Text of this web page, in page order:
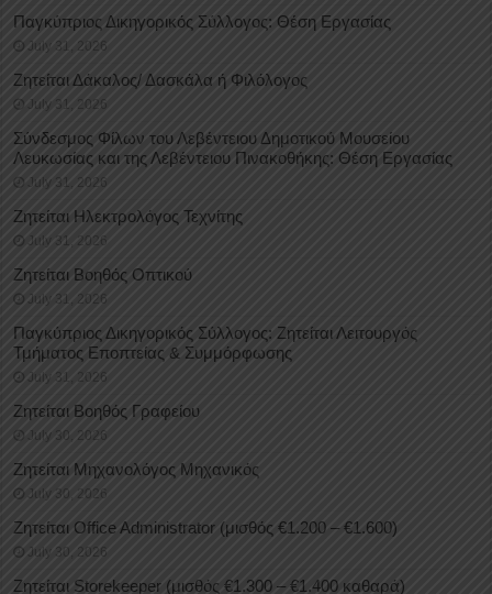
Παγκύπριος Δικηγορικός Σύλλογος: Θέση Εργασίας
July 31, 2026
Ζητείται Δάκαλος/ Δασκάλα ή Φιλόλογος
July 31, 2026
Σύνδεσμος Φίλων του Λεβέντειου Δημοτικού Μουσείου
Λευκωσίας και της Λεβέντειου Πινακοθήκης: Θέση Εργασίας
July 31, 2026
Ζητείται Ηλεκτρολόγος Τεχνίτης
July 31, 2026
Ζητείται Βοηθός Οπτικού
July 31, 2026
Παγκύπριος Δικηγορικός Σύλλογος: Ζητείται Λειτουργός
Τμήματος Εποπτείας & Συμμόρφωσης
July 31, 2026
Ζητείται Βοηθός Γραφείου
July 30, 2026
Ζητείται Μηχανολόγος Μηχανικός
July 30, 2026
Ζητείται Office Administrator (μισθός €1.200 – €1.600)
July 30, 2026
Ζητείται Storekeeper (μισθός €1.300 – €1.400 καθαρά)